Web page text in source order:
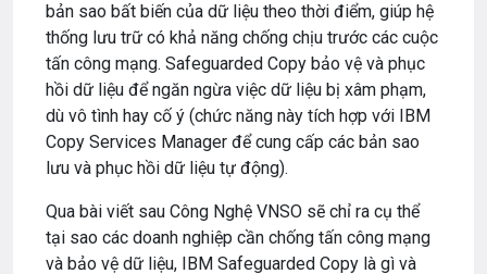
bản sao bất biến của dữ liệu theo thời điểm, giúp hệ
thống lưu trữ có khả năng chống chịu trước các cuộc
tấn công mạng. Safeguarded Copy bảo vệ và phục
hồi dữ liệu để ngăn ngừa việc dữ liệu bị xâm phạm,
dù vô tình hay cố ý (chức năng này tích hợp với IBM
Copy Services Manager để cung cấp các bản sao
lưu và phục hồi dữ liệu tự động).
Qua bài viết sau Công Nghệ VNSO sẽ chỉ ra cụ thể
tại sao các doanh nghiệp cần chống tấn công mạng
và bảo vệ dữ liệu, IBM Safeguarded Copy là gì và